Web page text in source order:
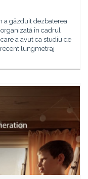
a găzduit dezbaterea
în cadrul
a avut ca studiu de
lungmetraj